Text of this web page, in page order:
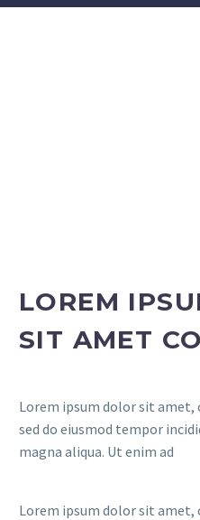
LOREM
SIT AMET
Lorem ipsum dolor sit
sed do eiusmod tempor
magna aliqua. Ut enim ad
Lorem ipsum dolor sit